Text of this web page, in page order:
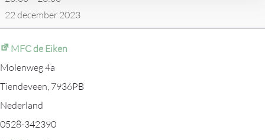
22 december 2023
MFC de Eiken
Molenweg 4a
Tiendeveen, 7936PB
Nederland
0528-342390